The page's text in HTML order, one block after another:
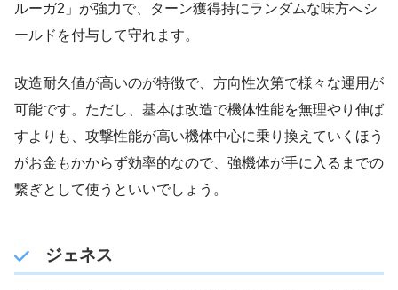
ルーガ2」が強力で、ターン獲得持にランダムな味方へシ
ールドを付与して守れます。
改造耐久値が高いのが特徴で、方向性次第で様々な運用が
可能です。ただし、基本は改造で機体性能を無理やり伸ば
すよりも、攻撃性能が高い機体中心に乗り換えていくほう
がお金もかからず効率的なので、強機体が手に入るまでの
繋ぎとして使うといいでしょう。
ジェネス